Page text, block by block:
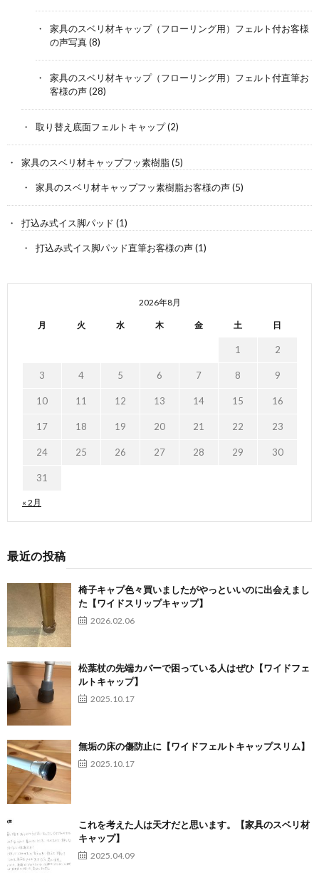
家具のスベリ材キャップ（フローリング用）フェルト付お客様
の声写真(8)
家具のスベリ材キャップ（フローリング用）フェルト付直筆お
客様の声(28)
取り替え底面フェルトキャップ(2)
家具のスベリ材キャップフッ素樹脂(5)
家具のスベリ材キャップフッ素樹脂お客様の声(5)
打込み式イス脚パッド (1)
打込み式イス脚パッド直筆お客様の声(1)
2026年8月
月 火 水 木 金 土 日
« 2月
1 2
3 4 5 6 7 8 9
10 11 12 13 14 15 16
17 18 19 20 21 22 23
24 25 26 27 28 29 30
31
最近の投稿
椅子キャプ色々買いましたがやっといいのに出会えまし
た【ワイドスリップキャップ】
2026.02.06
松葉杖の先端カバーで困っている人はぜひ【ワイドフェ
ルトキャップ】
2025.10.17
無垢の床の傷防止に【ワイドフェルトキャップスリム】
2025.10.17
これを考えた人は天才だと思います。【家具のスベリ材
キャップ】
2025.04.09